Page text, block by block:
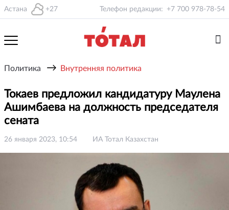
Астана +27 Телефон редакции: +7 700 978-78-54
Политика → Внутренняя политика
Токаев предложил кандидатуру Маулена
Ашимбаева на должность председателя
сената
26 января 2023, 10:54 ИА Тотал Казахстан